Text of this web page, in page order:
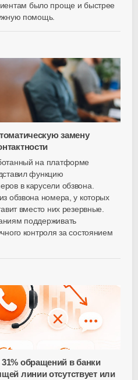
было проще и быстрее
помощь.
замену
на платформе
функцию
в карусели обзвона.
обзвона номера, у которых
вместо них резервные.
поддерживать
контроля за состоянием
обращений в банки
линии отсутствует или